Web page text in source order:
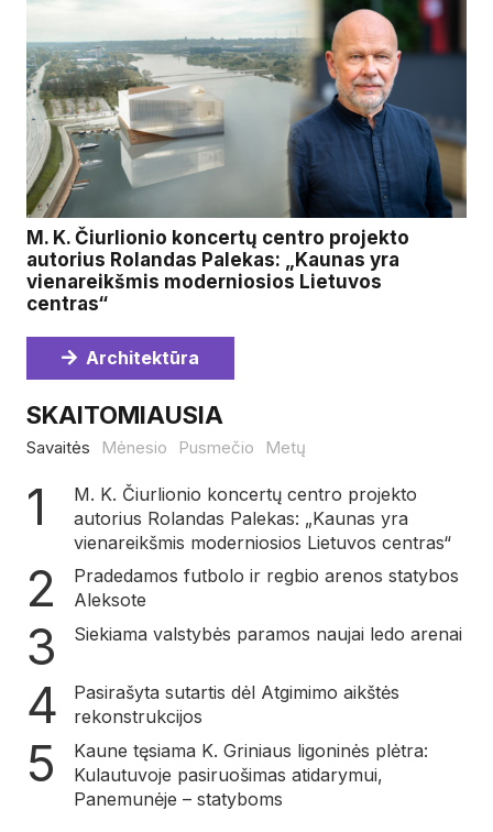
M. K. Čiurlionio koncertų centro projekto
autorius Rolandas Palekas: „Kaunas yra
vienareikšmis moderniosios Lietuvos
centras“
Architektūra
SKAITOMIAUSIA
Savaitės Mėnesio Pusmečio Metų
M. K. Čiurlionio koncertų centro projekto
autorius Rolandas Palekas: „Kaunas yra
vienareikšmis moderniosios Lietuvos centras“
Pradedamos futbolo ir regbio arenos statybos
Aleksote
Siekiama valstybės paramos naujai ledo arenai
Pasirašyta sutartis dėl Atgimimo aikštės
rekonstrukcijos
Kaune tęsiama K. Griniaus ligoninės plėtra:
Kulautuvoje pasiruošimas atidarymui,
Panemunėje – statyboms